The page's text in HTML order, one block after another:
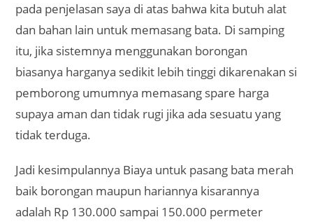
pada penjelasan saya di atas bahwa kita butuh alat
dan bahan lain untuk memasang bata. Di samping
itu, jika sistemnya menggunakan borongan
biasanya harganya sedikit lebih tinggi dikarenakan si
pemborong umumnya memasang spare harga
supaya aman dan tidak rugi jika ada sesuatu yang
tidak terduga.
Jadi kesimpulannya Biaya untuk pasang bata merah
baik borongan maupun hariannya kisarannya
adalah Rp 130.000 sampai 150.000 permeter